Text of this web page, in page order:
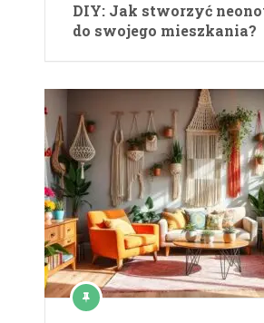
DIY: Jak stworzyć
do swojego mieszkania?